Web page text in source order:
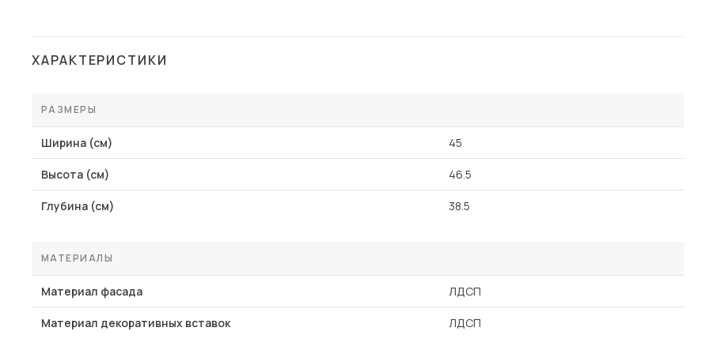
ХАРАКТЕРИСТИКИ
РАЗМЕРЫ
Ширина (см) 45
Высота (см) 46.5
Глубина (см) 38.5
МАТЕРИАЛЫ
Материал фасада ЛДСП
Материал декоративных вставок ЛДСП